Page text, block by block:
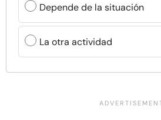
Depende de la situación
La otra actividad